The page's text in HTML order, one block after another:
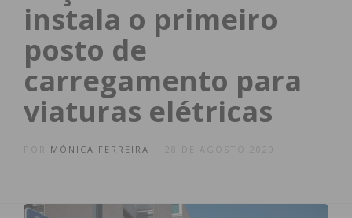
instala o primeiro
posto de
carregamento para
viaturas elétricas
MÓNICA FERREIRA 28 DE AGOSTO 2020